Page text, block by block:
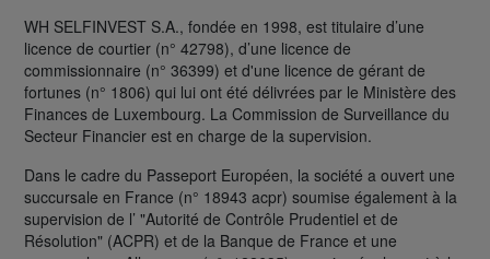
WH SELFINVEST S.A., fondée en 1998, est titulaire d’une
licence de courtier (n° 42798), d’une licence de
commissionnaire (n° 36399) et d'une licence de gérant de
fortunes (n° 1806) qui lui ont été délivrées par le Ministère des
Finances de Luxembourg. La Commission de Surveillance du
Secteur Financier est en charge de la supervision.
Dans le cadre du Passeport Européen, la société a ouvert une
succursale en France (n° 18943 acpr) soumise également à la
supervision de l’ "Autorité de Contrôle Prudentiel et de
Résolution" (ACPR) et de la Banque de France et une